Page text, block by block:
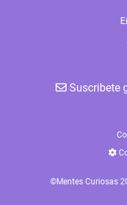
Suscribete
©Mentes Curiosas